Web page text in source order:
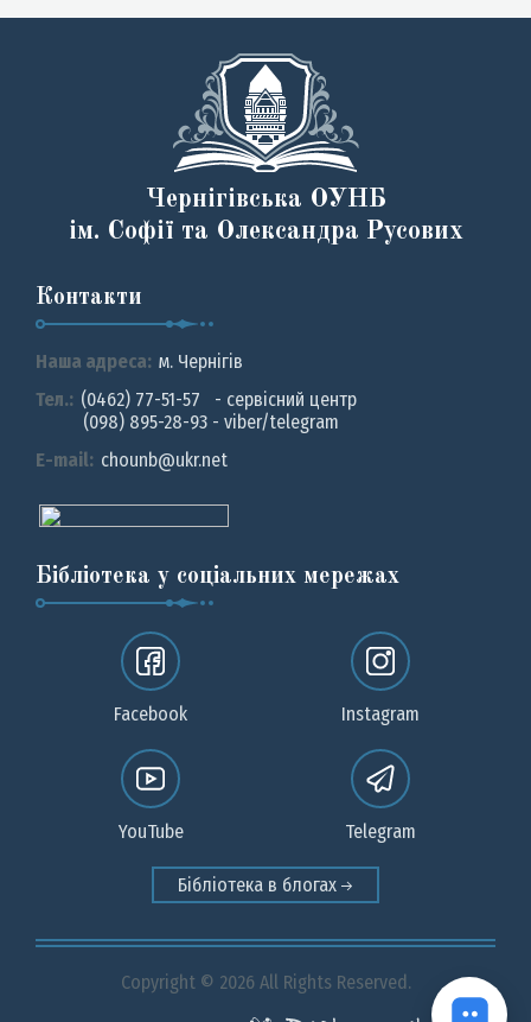
Чернігівська ОУНБ
ім. Софії та Олександра Русових
Контакти
Наша адреса: м. Чернiгiв
Тел.: (0462) 77-51-57 - сервісний центр
(098) 895-28-93 - viber/telegram
E-mail: chounb@ukr.net
Бібліотека у соціальних мережах
Facebook Instagram
YouTube Telegram
Бібліотека в блогах
Copyright © 2026 All Rights Reserved.